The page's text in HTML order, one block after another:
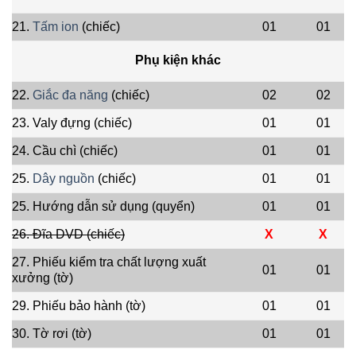
21. Tấm ion (chiếc) 01 01
Phụ kiện khác
22. Giắc đa năng (chiếc) 02 02
23. Valy đựng (chiếc) 01 01
24. Cầu chì (chiếc) 01 01
25. Dây nguồn (chiếc) 01 01
25. Hướng dẫn sử dụng (quyển) 01 01
26. Đĩa DVD (chiếc) X X
27. Phiếu kiểm tra chất lượng xuất
xưởng (tờ)
01 01
29. Phiếu bảo hành (tờ) 01 01
30. Tờ rơi (tờ) 01 01